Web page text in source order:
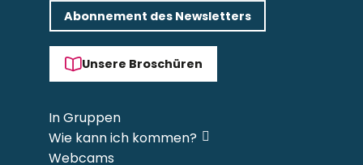
Abonnement des Newsletters
Unsere Broschüren
In Gruppen
Wie kann ich kommen?
Webcams